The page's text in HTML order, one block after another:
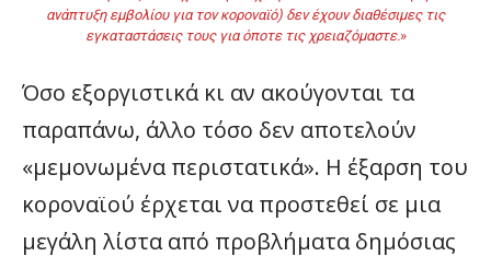
ανάπτυξη εμβολίου για τον κοροναϊό) δεν έχουν διαθέσιμες τις
εγκαταστάσεις τους για όποτε τις χρειαζόμαστε.»
Όσο εξοργιστικά κι αν ακούγονται τα
παραπάνω, άλλο τόσο δεν αποτελούν
«μεμονωμένα περιστατικά». Η έξαρση του
κοροναϊού έρχεται να προστεθεί σε μια
μεγάλη λίστα από προβλήματα δημόσιας